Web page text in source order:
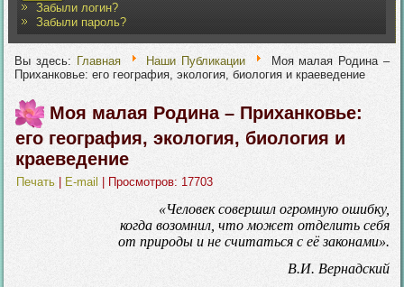
Забыли логин?
Забыли пароль?
Вы здесь: Главная Наши Публикации
Моя малая Родина –
Приханковье: его география, экология, биология и краеведение
Моя малая Родина – Приханковье:
его география, экология, биология и
краеведение
Печать E-mail | Просмотров: 17703
«Человек совершил огромную ошибку,
когда возомнил, что может отделить себя
от природы и не считаться с её законами».
В.И. Вернадский